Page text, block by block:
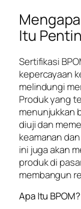
Itu
Sertifikasi
kepercayaan
melindungi
Produk yang
menunjukkan
diuji dan
keamanan
ini juga akan
produk di
membangun
Apa Itu BPOM?